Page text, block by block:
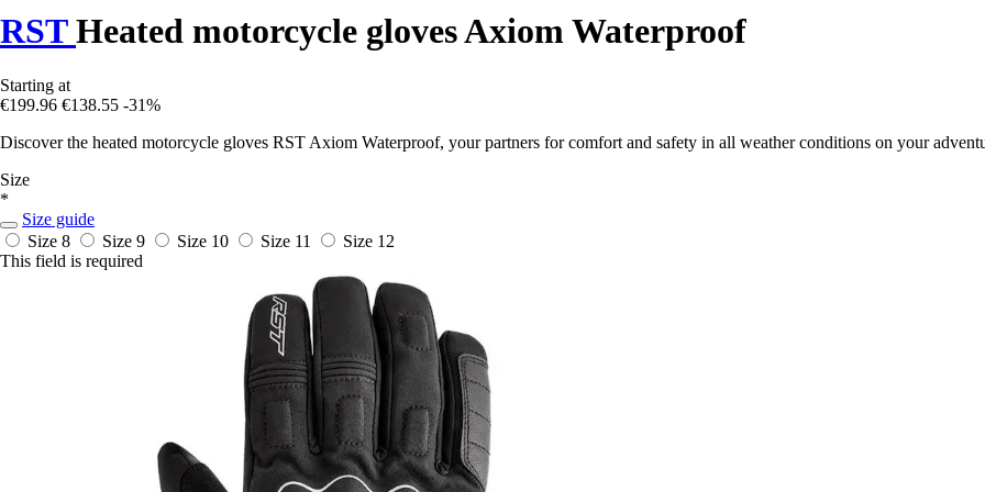
RSTHeated motorcycle gloves Axiom Waterproof
Starting at
€199.96 €138.55 -31%
Discover the heated motorcycle gloves RST Axiom Waterproof, your partners for comfort and safety in all weather conditions on your
Size
*
Size guide
Size 8
Size 9 Size 10 Size 11
Size 12
This field is required